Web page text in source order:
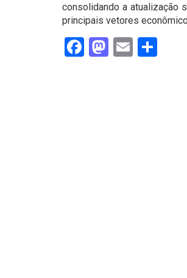
consolidando a atualização
principais vetores
Facebook
Mastodon
Email